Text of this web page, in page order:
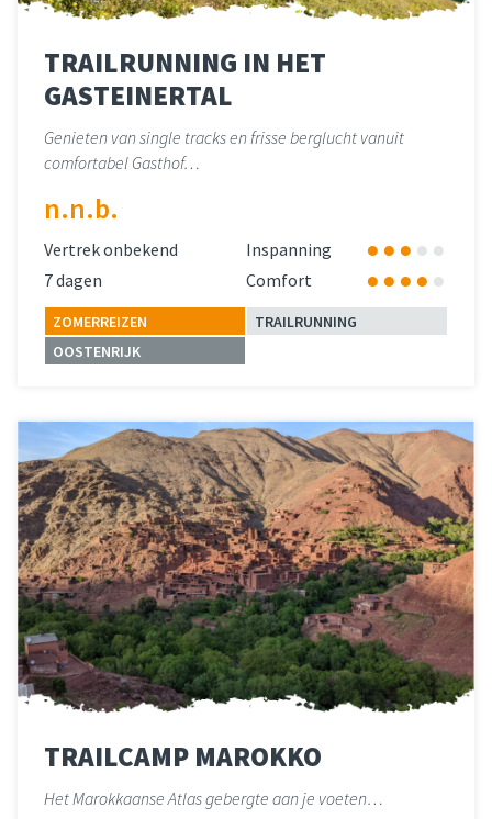
TRAILRUNNING IN HET
GASTEINERTAL
Genieten van single tracks en frisse berglucht vanuit
comfortabel Gasthof…
n.n.b.
Vertrek onbekend
Inspanning
7 dagen
Comfort
ZOMERREIZEN
TRAILRUNNING
OOSTENRIJK
TRAILCAMP MAROKKO
Het Marokkaanse Atlas gebergte aan je voeten…